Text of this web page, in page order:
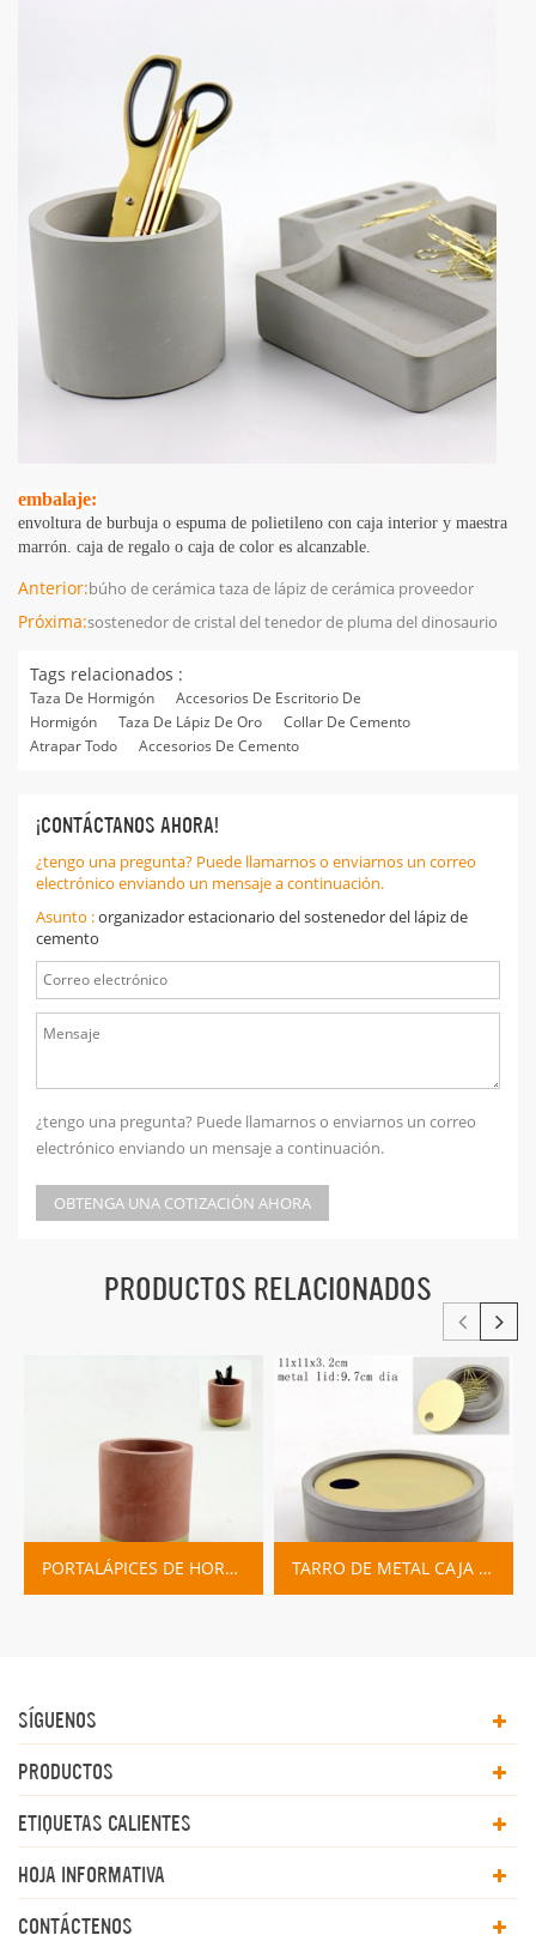
embalaje:
envoltura de burbuja o espuma de polietileno con caja interior y maestra
marrón. caja de regalo o caja de color es alcanzable.
Anterior:búho de cerámica taza de lápiz de cerámica proveedor
Próxima:sostenedor de cristal del tenedor de pluma del dinosaurio
Tags relacionados :
Taza De Hormigón
Accesorios De Escritorio De
Hormigón
Taza De Lápiz De Oro
Collar De Cemento
Atrapar Todo
Accesorios De Cemento
¡CONTÁCTANOS AHORA!
¿tengo una pregunta? Puede llamarnos o enviarnos un correo
electrónico enviando un mensaje a continuación.
Asunto :organizador estacionario del sostenedor del lápiz de
cemento
¿tengo una pregunta? Puede llamarnos o enviarnos un correo
electrónico enviando un mensaje a continuación.
OBTENGA UNA COTIZACIÓN AHORA
PRODUCTOS RELACIONADOS
PORTALÁPICES DE HORMIGÓN Y JARDINERA PEQUEÑA TARRO DE METAL CAJA DE HORMIGÓN TARROS DE VELAS DE HORMIGÓN
SÍGUENOS
PRODUCTOS
ETIQUETAS CALIENTES
HOJA INFORMATIVA
CONTÁCTENOS